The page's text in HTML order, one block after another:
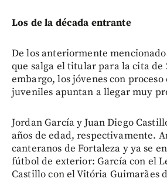
Los de la década entrante
De los anteriormente
que salga el titular para la cita de
embargo, los jóvenes con proceso
juveniles apuntan a llegar muy
Jordan García y Juan Diego
años de edad, respectivamente.
canteranos de Fortaleza y ya se
fútbol de exterior: García con el
Castillo con el Vitória Guimarães